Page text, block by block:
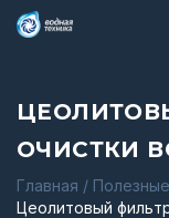
ОЧИСТКИ
Главная /
Цеолитовый